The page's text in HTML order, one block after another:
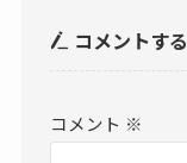
コメントする
コメント ※